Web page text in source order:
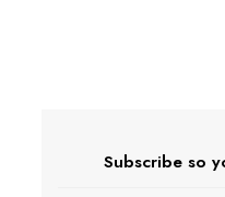
Subscribe so